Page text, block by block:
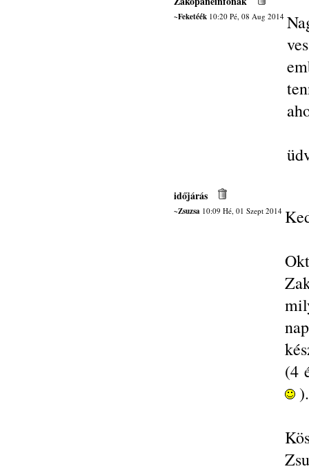
~Feketéék10:20 Pé, 08 Aug 2014
időjárás
~Zsuzsa10:09 Hé, 01 Szept 2014
(4
).